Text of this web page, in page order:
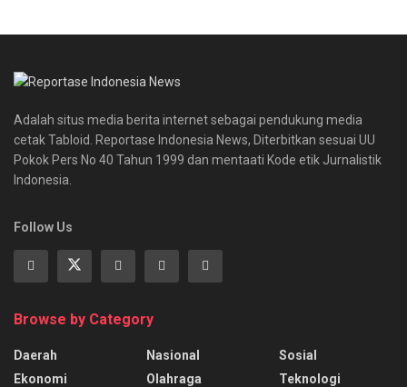
Adalah situs media berita internet sebagai pendukung media
cetak Tabloid. Reportase Indonesia News, Diterbitkan sesuai UU
Pokok Pers No 40 Tahun 1999 dan mentaati Kode etik Jurnalistik
Indonesia.
Follow Us
Browse by Category
Daerah
Ekonomi
Nasional
Olahraga
Sosial
Teknologi